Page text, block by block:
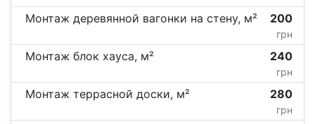
Монтаж деревянной вагонки на стену, м² 200
грн
Монтаж блок хауса, м² 240
грн
Монтаж террасной доски, м² 280
грн